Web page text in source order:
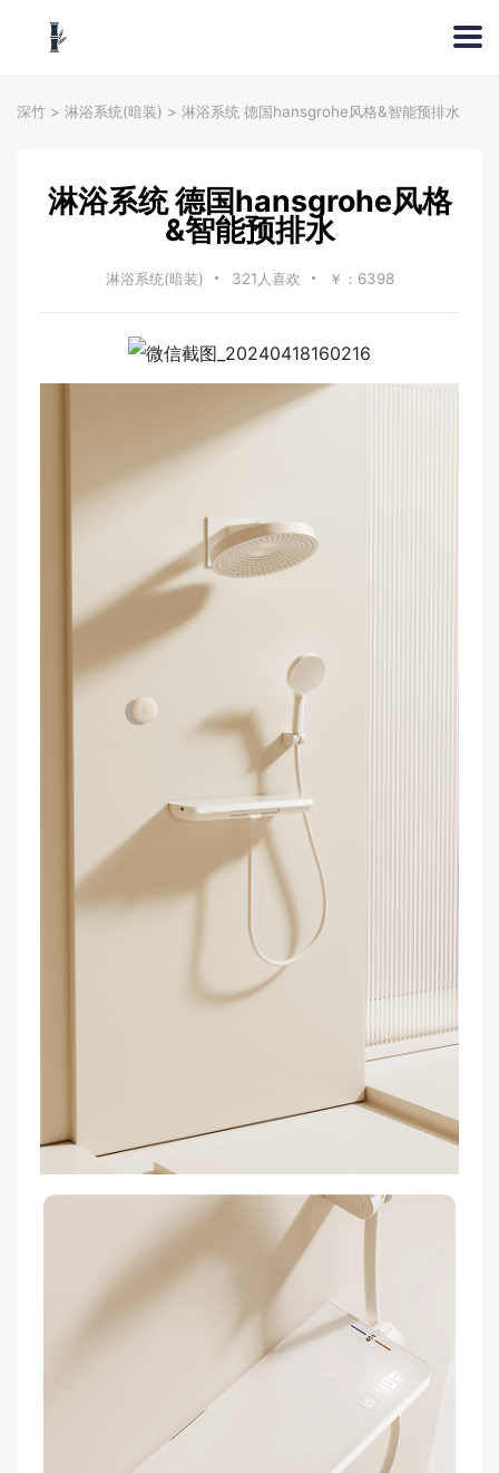
深竹 > 淋浴系统(暗装) > 淋浴系统 德国hansgrohe风格&智能预排水
淋浴系统 德国hansgrohe风格
&智能预排水
淋浴系统(暗装) 321人喜欢 ￥：6398